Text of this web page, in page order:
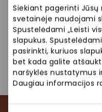
Siekiant pagerinti Jūsų
svetainėje naudojami
Spustelėdami „Leisti
slapukus.
pasirinkti, kuriuos
bet kada galite
naršyklės nustatymus
Daugiau informacijos
*Pasiūlymas galioja
su klubo kortele iki
Nuolaidos
dovanų kortelėms.